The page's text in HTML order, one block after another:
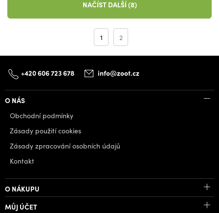
NAČÍST DALŠÍ (8)
1 2
+420 606 723 678 info@zoot.cz
O NÁS
Obchodní podmínky
Zásady použití cookies
Zásady zpracování osobních údajů
Kontakt
O NÁKUPU
MŮJ ÚČET